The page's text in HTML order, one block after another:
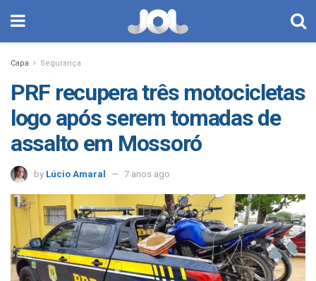
Capa Segurança
PRF recupera três motocicletas
logo após serem tomadas de
assalto em Mossoró
by Lúcio Amaral 7 anos ago